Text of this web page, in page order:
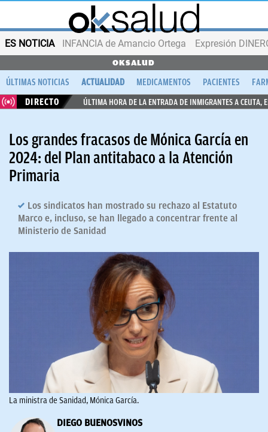
ES NOTICIA INFANCIA de Amancio Ortega Expresión
OKSALUD
ÚLTIMAS NOTICIAS ACTUALIDAD MEDICAMENTOS PACIENTES
DIRECTO
ÚLTIMA HORA DE LA ENTRADA DE INMIGRANTES A CEUTA,
Los grandes fracasos de Mónica García en
2024: del Plan antitabaco a la Atención
Primaria
Los sindicatos han mostrado su rechazo al Estatuto
Marco e, incluso, se han llegado a concentrar frente al
Ministerio de Sanidad
La ministra de Sanidad, Mónica García.
DIEGO BUENOSVINOS